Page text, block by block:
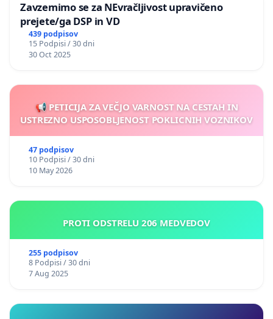
Zavzemimo se za NEvračljivost upravičeno
prejete/ga DSP in VD
439 podpisov
15 Podpisi / 30 dni
30 Oct 2025
📢 PETICIJA ZA VEČJO VARNOST NA CESTAH IN
USTREZNO USPOSOBLJENOST POKLICNIH VOZNIKOV
47 podpisov
10 Podpisi / 30 dni
10 May 2026
PROTI ODSTRELU 206 MEDVEDOV
255 podpisov
8 Podpisi / 30 dni
7 Aug 2025